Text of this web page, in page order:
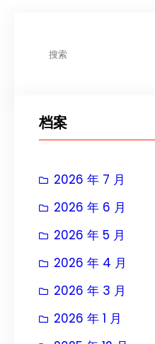
档案
2026 年 7 月
2026 年 6 月
2026 年 5 月
2026 年 4 月
2026 年 3 月
2026 年 1 月